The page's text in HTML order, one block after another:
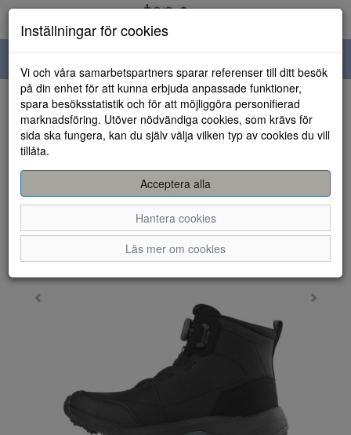
navigation
HEM
Inställningar för cookies
Vi och våra samarbetspartners sparar referenser till ditt besök
på din enhet för att kunna erbjuda anpassade funktioner,
spara besöksstatistik och för att möjliggöra personifierad
marknadsföring. Utöver nödvändiga cookies, som krävs för
sida ska fungera, kan du själv välja vilken typ av cookies du vill
tillåta.
Acceptera alla
Hantera cookies
Läs mer om cookies